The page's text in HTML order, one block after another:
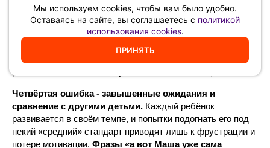
сформировать важнейшие навыки самостоятельности.
Привычка полагаться на других, а не на собственные
силы, формируется именно так - через постоянное
вмешательство взрослых.Впоследствии такой ребёнок
становится инфантильным, неспособным к принятию
решений, зависимым от чужого мнения и помощи.
Четвёртая ошибка - завышенные ожидания и
сравнение с другими детьми. Каждый ребёнок
развивается в своём темпе, и попытки подогнать его под
некий «средний» стандарт приводят лишь к фрустрации и
потере мотивации. Фразы «а вот Маша уже сама
Мы используем cookies, чтобы вам было удобно.
Оставаясь на сайте, вы соглашаетесь с политикой
использования cookies.
ПРИНЯТЬ